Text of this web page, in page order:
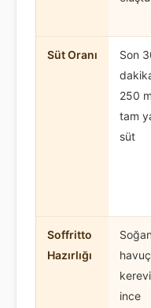
Süt Oranı
Son
250
tam
süt
Soffritto
Hazırlığı
ince